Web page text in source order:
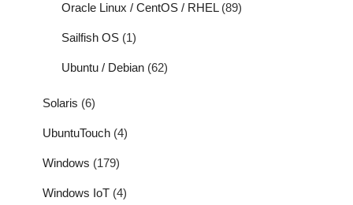
Oracle Linux / CentOS / RHEL(89)
Sailfish OS (1)
Ubuntu / Debian (62)
Solaris (6)
UbuntuTouch (4)
Windows (179)
Windows IoT (4)